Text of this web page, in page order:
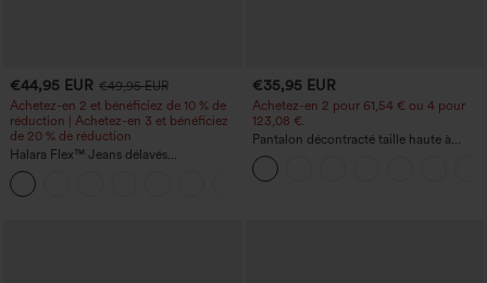
€44,95 EUR €49,95 EUR
Achetez-en 2 et bénéficiez de 10 % de
réduction | Achetez-en 3 et bénéficiez
de 20 % de réduction
Halara Flex™ Jeans délavés
décontractés, coupe baggy à jambe
large, taille basse asymétrique, poches
zippées
€35,95 EUR
Achetez-en 2 pour 61,54 € ou 4 pour
123,08 €.
Pantalon décontracté taille haute à
jambe droite, effet lin, avec poches